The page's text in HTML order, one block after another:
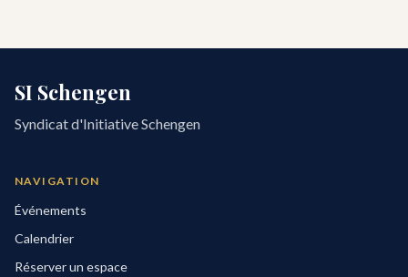
SI Schengen
Syndicat d'Initiative Schengen
NAVIGATION
Événements
Calendrier
Réserver un espace